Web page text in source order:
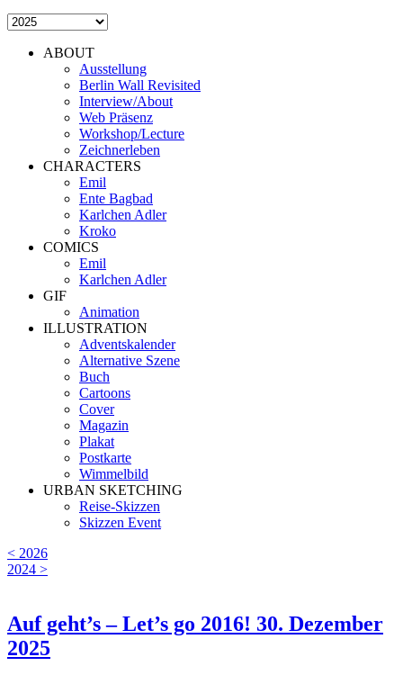
ABOUT
Ausstellung
Berlin Wall Revisited
Interview/About
Web Präsenz
Workshop/Lecture
Zeichnerleben
CHARACTERS
Emil
Ente Bagbad
Karlchen Adler
Kroko
COMICS
Emil
Karlchen Adler
GIF
Animation
ILLUSTRATION
Adventskalender
Alternative Szene
Buch
Cartoons
Cover
Magazin
Plakat
Postkarte
Wimmelbild
URBAN SKETCHING
Reise-Skizzen
Skizzen Event
< 2026
2024 >
Auf geht’s – Let’s go 2016! 30. Dezember
2025